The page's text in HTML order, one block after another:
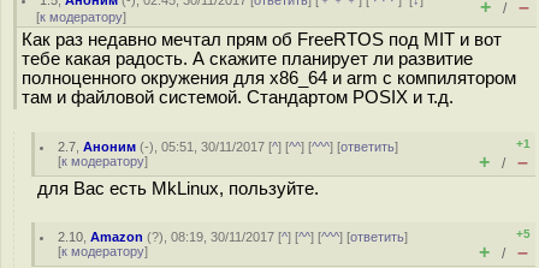
[к модератору] + / –
Как раз недавно мечтал прям об FreeRTOS под MIT и вот
тебе какая радость. А скажите планирует ли развитие
полноценного окружения для x86_64 и arm с компилятором
там и файловой системой. Стандартом POSIX и т.д.
2.7 ,Аноним (-), 05:51, 30/11/2017 [^] [^^] [^^^] [ответить]
[к модератору]
+1
+ / –
для Вас есть MkLinux, пользуйте.
2.10 ,Amazon (?), 08:19, 30/11/2017 [^] [^^] [^^^] [ответить]
[к модератору]
+5
+ / –